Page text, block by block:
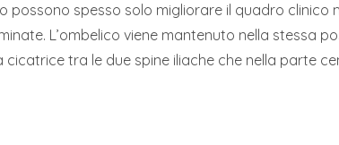
possono spesso solo migliorare il quadro
L’ombelico viene mantenuto nella stessa
cicatrice tra le due spine iliache che nella parte